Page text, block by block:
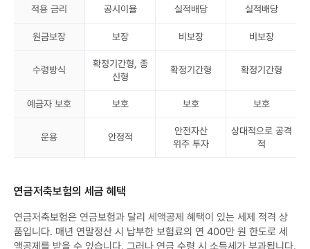
적용 금리 공시이율 실적배당 실적배당
원금보장 보장 비보장 비보장
수령방식
확정기간형, 종
신형
확정기간형 확정기간형
예금자 보호 보호 보호 보호
운용 안정적
안전자산
위주 투자
상대적으로 공격
적
연금저축보험의 세금 혜택
연금저축보험은 연금보험과 달리 세액공제 혜택이 있는 세제 적격 상
품입니다. 매년 연말정산 시 납부한 보험료의 연 400만 원 한도로 세
액공제를 받을 수 있습니다. 그러나 연금 수령 시 소득세가 부과됩니다.